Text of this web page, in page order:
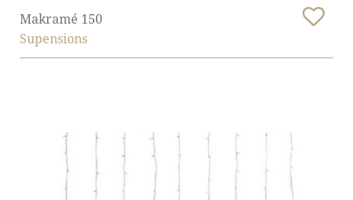
Makramé 150
Supensions